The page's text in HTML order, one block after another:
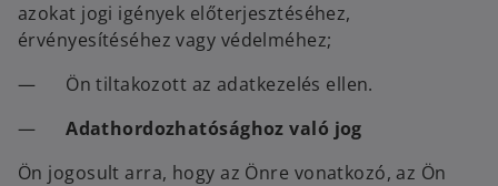
azokat jogi igények előterjesztéséhez,
érvényesítéséhez vagy védelméhez;
— Ön tiltakozott az adatkezelés ellen.
—Adathordozhatósághoz való jog
Ön jogosult arra, hogy az Önre vonatkozó, az Ön